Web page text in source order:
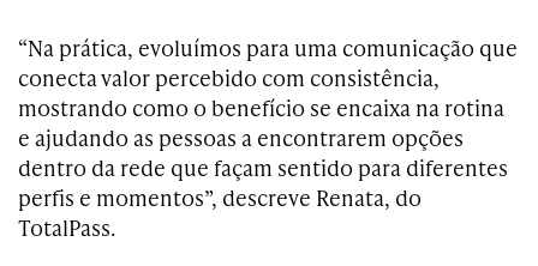
“Na prática, evoluímos para uma comunicação que
conecta valor percebido com consistência,
mostrando como o benefício se encaixa na rotina
e ajudando as pessoas a encontrarem opções
dentro da rede que façam sentido para diferentes
perfis e momentos”, descreve Renata, do
TotalPass.